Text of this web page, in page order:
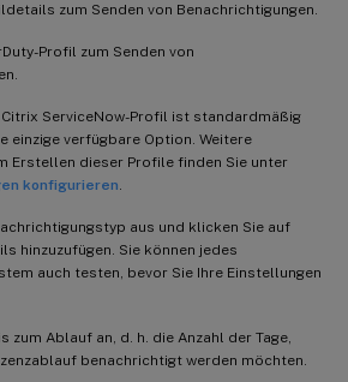
zum Senden von Benachrichtigungen.
Profil zum Senden von
Citrix ServiceNow-Profil ist standardmäßig
einzige verfügbare Option. Weitere
Erstellen dieser Profile finden Sie unter
konfigurieren.
aus und klicken Sie auf
hinzuzufügen. Sie können jedes
auch testen, bevor Sie Ihre Einstellungen
zum Ablauf an, d. h. die Anzahl der Tage,
benachrichtigt werden möchten.